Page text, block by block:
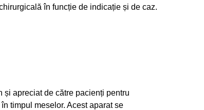
în funcție de indicație și de caz.
și apreciat de către pacienți pentru
timpul meselor. Acest aparat se